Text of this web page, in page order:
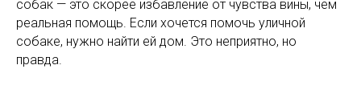
собак — это скорее избавление от чувства вины, чем
реальная помощь. Если хочется помочь уличной
собаке, нужно найти ей дом. Это неприятно, но
правда.